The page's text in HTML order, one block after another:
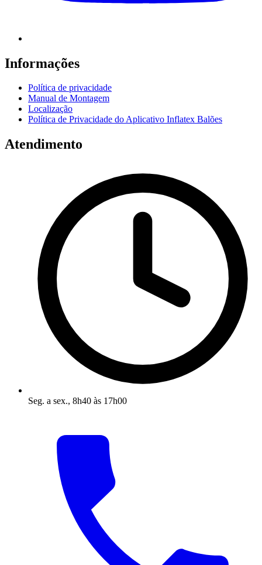
Informações
Política de privacidade
Manual de Montagem
Localização
Política de Privacidade do Aplicativo Inflatex Balões
Atendimento
Seg. a sex., 8h40 às 17h00